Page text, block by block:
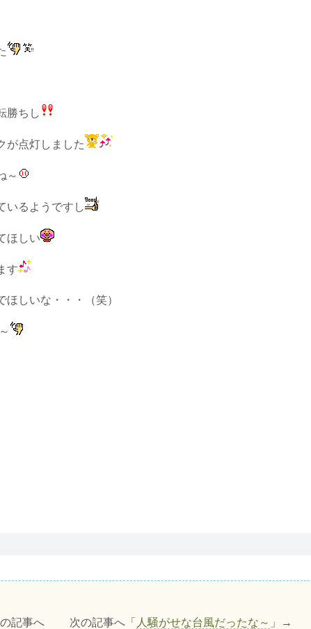
勝ちし
が点灯しました
～
いるようですし
ほしい
す
しいな・・・（笑）
の記事へ 次の記事へ「 人騒がせな台風だったな～ 」→